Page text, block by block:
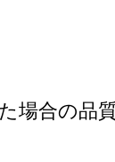
場合の品